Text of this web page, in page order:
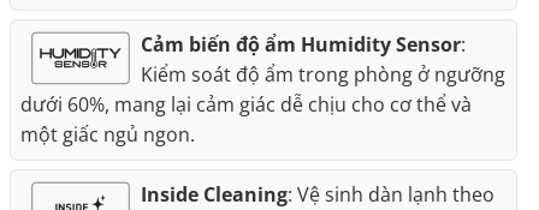
Cảm biến độ ẩm Humidity Sensor:
Kiểm soát độ ẩm trong phòng ở ngưỡng
dưới 60%, mang lại cảm giác dễ chịu cho cơ thể và
một giấc ngủ ngon.
Inside Cleaning: Vệ sinh dàn lạnh theo